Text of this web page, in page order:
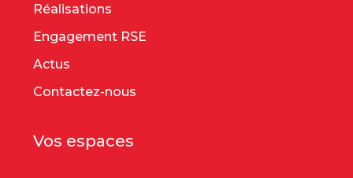
Réalisations
Engagement RSE
Actus
Contactez-nous
Vos espaces